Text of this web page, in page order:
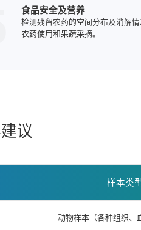
食品安全及营养
检测残留农药的空间分布及消解
农药使用和果蔬采摘。
议
样本类
动物样本（各种组织、